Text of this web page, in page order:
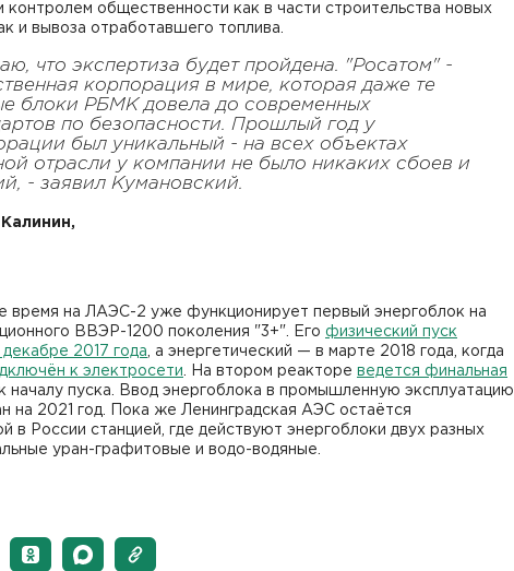
контролем общественности как в части строительства новых
и вывоза отработавшего топлива.
что экспертиза будет пройдена. "Росатом" -
корпорация в мире, которая даже те
блоки РБМК довела до современных
по безопасности. Прошлый год у
был уникальный - на всех объектах
отрасли у компании не было никаких сбоев и
- заявил Кумановский.
время на ЛАЭС-2 уже функционирует первый энергоблок на
ВВЭР-1200 поколения "3+". Его физический пуск
2017 года , а энергетический — в марте 2018 года, когда
к электросети . На втором реакторе ведется финальная
началу пуска. Ввод энергоблока в промышленную эксплуатацию
на 2021 год. Пока же Ленинградская АЭС остаётся
в России станцией, где действуют энергоблоки двух разных
уран-графитовые и водо-водяные.